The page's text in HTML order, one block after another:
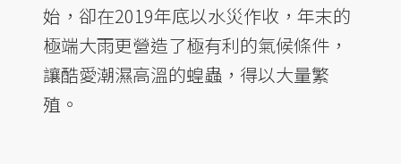
始，卻在2019年底以水災作收，年末的
極端大雨更營造了極有利的氣候條件，
讓酷愛潮濕高溫的蝗蟲，得以大量繁
殖。